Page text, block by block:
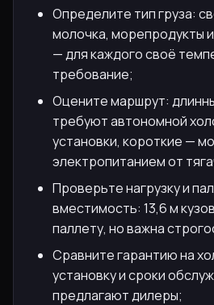
Определите тип груза:
молочка, морепродукты
— для каждого своё
требование;
Оцените маршрут:
требуют автономной
установки, короткие —
электропитанием от
Проверьте нагрузку и
вместимость: 13,6 м
паллету, но важна
Сравните гарантию на
установку и сроки
предлагают дилеры;